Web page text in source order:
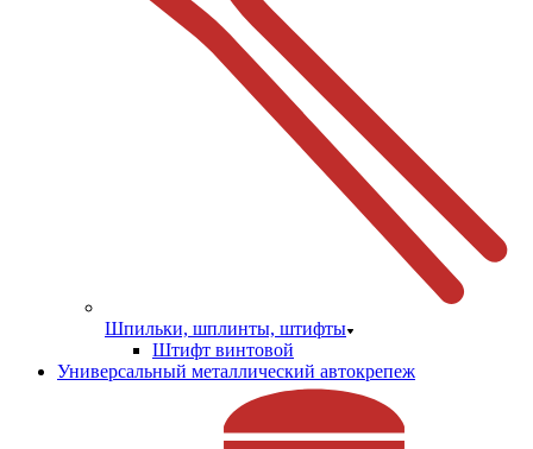
Шпильки, шплинты, штифты
Штифт винтовой
Универсальный металлический автокрепеж